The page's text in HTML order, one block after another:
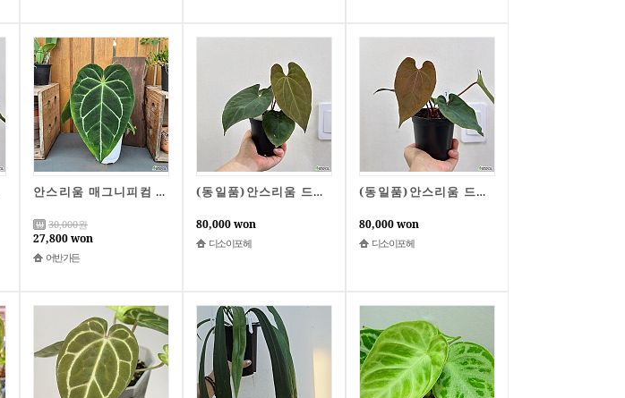
안스리움 매그니피컴 큰잎 중품
30,000원
27,800 won
어반가든
(동일품)안스리움 드레스러리 x 베쎄 4번
80,000 won
디소이포헤
(동일품)안스리움 드레스러리 x 베쎄 3번
80,000 won
디소이포헤